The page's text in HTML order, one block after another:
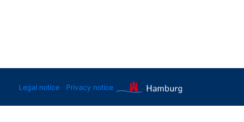
Legal notice Privacy notice